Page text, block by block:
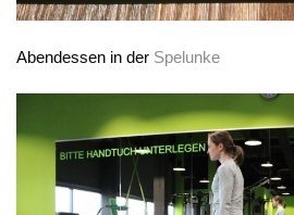
Abendessen in der Spelunke